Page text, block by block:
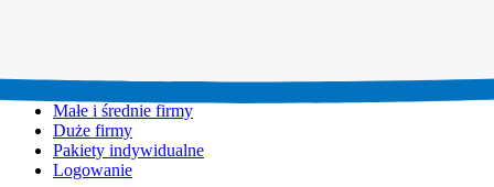
Małe i średnie firmy
Duże firmy
Pakiety indywidualne
Logowanie